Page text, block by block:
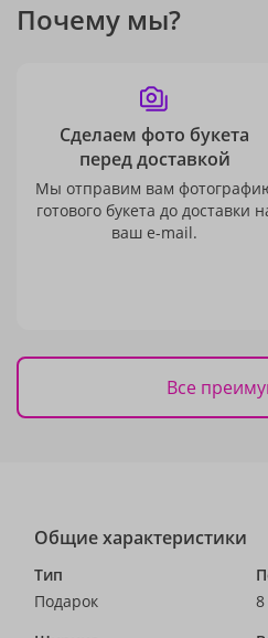
Почему мы?
Сделаем фото букета
перед доставкой
Мы отправим вам
готового букета до доставки
ваш e-mail.
Все
Общие характеристики
Тип
Подарок
8